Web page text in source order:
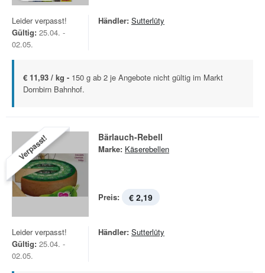
Leider verpasst!
Gültig: 25.04. -
02.05.
Händler: Sutterlüty
€ 11,93 / kg - 150 g ab 2 je Angebote nicht gültig im Markt
Dornbirn Bahnhof.
Verpasst! Bärlauch-Rebell
Marke: Käserebellen
Preis: € 2,19
Leider verpasst!
Gültig: 25.04. -
02.05.
Händler: Sutterlüty